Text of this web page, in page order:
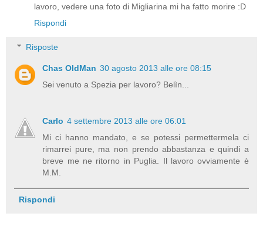
lavoro, vedere una foto di Migliarina mi ha fatto morire :D
Rispondi
Risposte
Chas OldMan 30 agosto 2013 alle ore 08:15
Sei venuto a Spezia per lavoro? Belìn...
Carlo 4 settembre 2013 alle ore 06:01
Mi ci hanno mandato, e se potessi permettermela ci
rimarrei pure, ma non prendo abbastanza e quindi a
breve me ne ritorno in Puglia. Il lavoro ovviamente è
M.M.
Rispondi